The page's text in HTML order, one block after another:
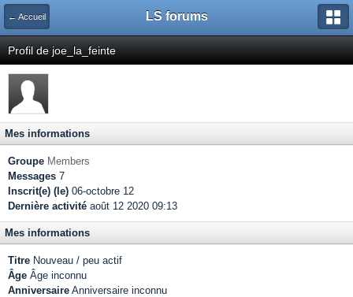
← Accueil LS forums
Profil de joe_la_feinte
Mes informations
Groupe Members
Messages 7
Inscrit(e) (le) 06-octobre 12
Dernière activité août 12 2020 09:13
Mes informations
Titre Nouveau / peu actif
Âge Âge inconnu
Anniversaire Anniversaire inconnu